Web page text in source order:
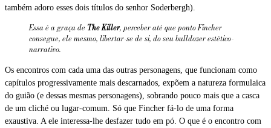
também adoro esses dois títulos do senhor Soderbergh).
Essa é a graça de The Killer, perceber até que ponto Fincher
consegue, ele mesmo, libertar-se de si, do seubulldozerestético-
narrativo.
Os encontros com cada uma das outras personagens, que funcionam como
capítulos progressivamente mais descarnados, expõem a natureza formulaica
do guião (e dessas mesmas personagens), sobrando pouco mais que a casca
de um cliché ou lugar-comum. Só que Fincher fá-lo de uma forma
exaustiva. A ele interessa-lhe desfazer tudo em pó. O que é o encontro com